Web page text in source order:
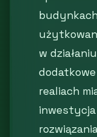
w
realiach
inwestycja